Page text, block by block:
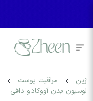
ژین مراقبت پوست
لوسیون بدن آووکادو دافی